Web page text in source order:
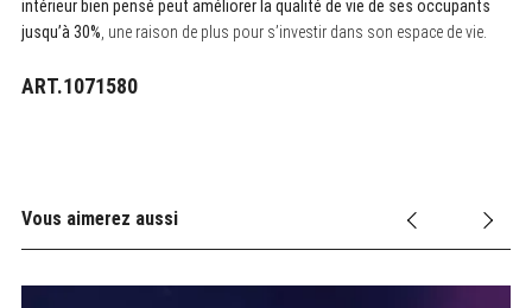
intérieur bien pensé peut améliorer la qualité de vie de ses occupants
jusqu’à 30%, une raison de plus pour s’investir dans son espace de vie.
ART.1071580
Vous aimerez aussi